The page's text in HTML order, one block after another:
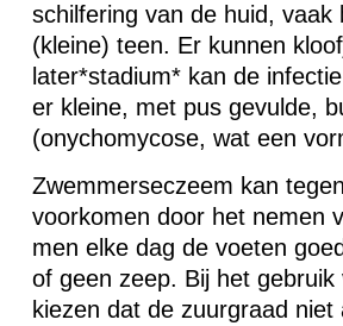
schilfering van de huid,
(kleine) teen. Er kunnen
later*stadium* kan de
er kleine, met pus gevulde,
(onychomycose, wat een
Zwemmerseczeem kan
voorkomen door het nemen
men elke dag de voeten
of geen zeep. Bij het
kiezen dat de zuurgraad